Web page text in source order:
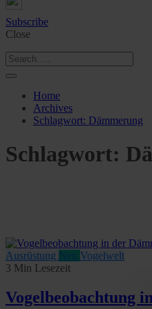
Subscribe
Close
Home
Archives
Schlagwort: Dämmerung
Schlagwort:
Ausrüstung
Vogelwelt
3 Min Lesezeit
Vogelbeobachtung